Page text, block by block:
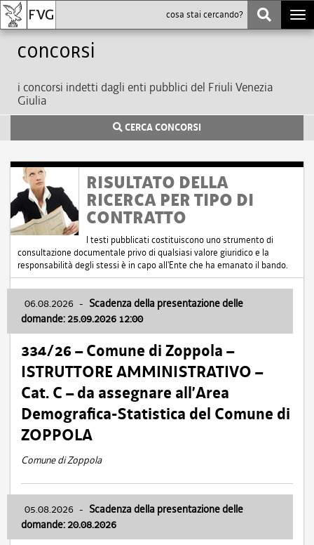
Concorsi
i concorsi indetti dagli enti pubblici del Friuli Venezia
Giulia
CERCA CONCORSI
RISULTATO DELLA
RICERCA PER TIPO DI
CONTRATTO
I testi pubblicati costituiscono uno strumento di
consultazione documentale privo di qualsiasi valore giuridico e la
responsabilità degli stessi è in capo all'Ente che ha emanato il bando.
06.08.2026 - Scadenza della presentazione delle
domande: 25.09.2026 12:00
334/26 – Comune di Zoppola –
ISTRUTTORE AMMINISTRATIVO –
Cat. C – da assegnare all’Area
Demografica-Statistica del Comune di
ZOPPOLA
Comune di Zoppola
05.08.2026 - Scadenza della presentazione delle
domande: 20.08.2026